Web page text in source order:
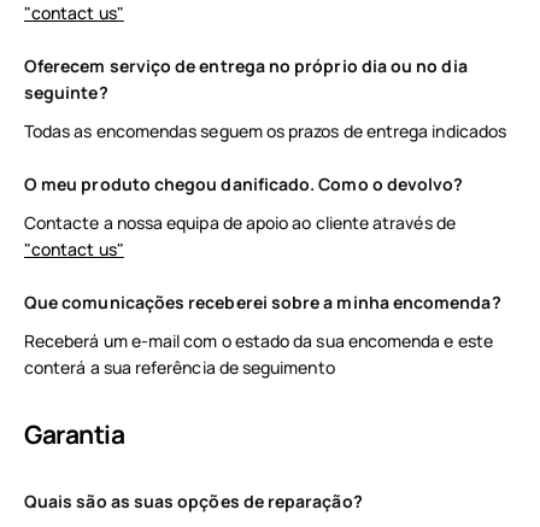
Sobre
Reciclagem de dispositivos
Autorreparação
"contact us"
Oferecem serviço de entrega no próprio dia ou no dia
seguinte?
Todas as encomendas seguem os prazos de entrega indicados
O meu produto chegou danificado. Como o devolvo?
Contacte a nossa equipa de apoio ao cliente através de
"contact us"
Que comunicações receberei sobre a minha encomenda?
Receberá um e-mail com o estado da sua encomenda e este
conterá a sua referência de seguimento
Garantia
Quais são as suas opções de reparação?